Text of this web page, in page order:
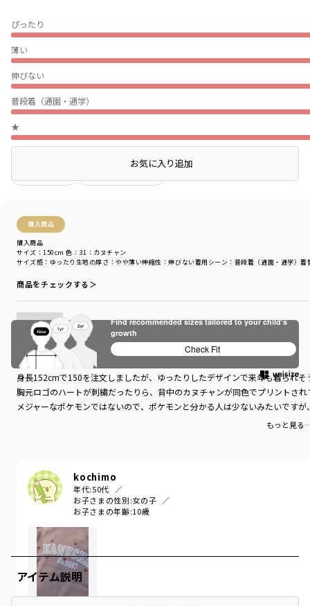
ぴったり
薄い
伸びない
普段着（通園・通学）
★
購入商品
購入商品
サイズ感 ：ゆったり 生地の厚さ ：やや薄い伸縮性 ：伸びない着用シーン ：普段着（通園・通学）着
サイズ：150cm 色：31：カヌチャン
商品をチェックする＞
かわいくてお気に入り
ポケモン好きの小学生の娘のお気に入りです。
身長152cmで150を注文しましたが、ゆったりしたデザインで来年も着られそ
胸元ロゴのハートが刺繍だったりら、背中のカヌチャンが同色でプリントさ
メジャーなポケモンではないので、ポケモンと分かる人は少ないみたいです
もっと見る
kochimo
年代:50代
お子さまの性別:女の子
お子さまの年齢:10歳
店頭在庫を確認するお気に入り追加
アイテム説明
Find recommended sizes tailored to your child's
growth
Check Fit